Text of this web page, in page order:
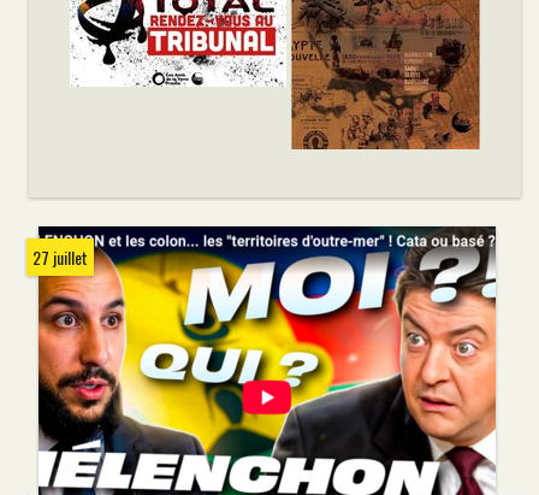
27 juillet